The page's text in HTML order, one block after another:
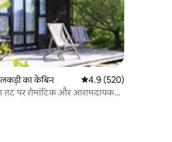
का केबिन औसत रेटिंग 5 में से 4.9,
4.9 (520)
तट पर रोमांटिक और आरामदायक